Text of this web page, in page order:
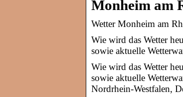
Monheim am
Wetter Monheim am
Wie wird das Wetter
sowie aktuelle
Wie wird das Wetter
sowie aktuelle
Nordrhein-Westfalen,